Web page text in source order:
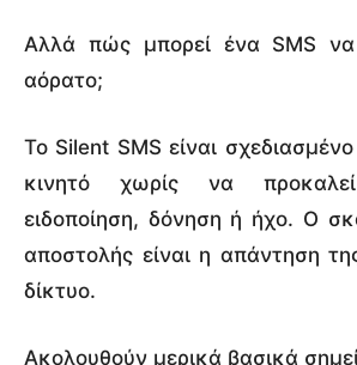
Αλλά πώς μπορεί ένα SMS να
αόρατο;
Το Silent SMS είναι
κινητό χωρίς να προκαλεί
ειδοποίηση, δόνηση ή ήχο. Ο
αποστολής είναι η απάντηση
δίκτυο.
Ακολουθούν μερικά βασικά